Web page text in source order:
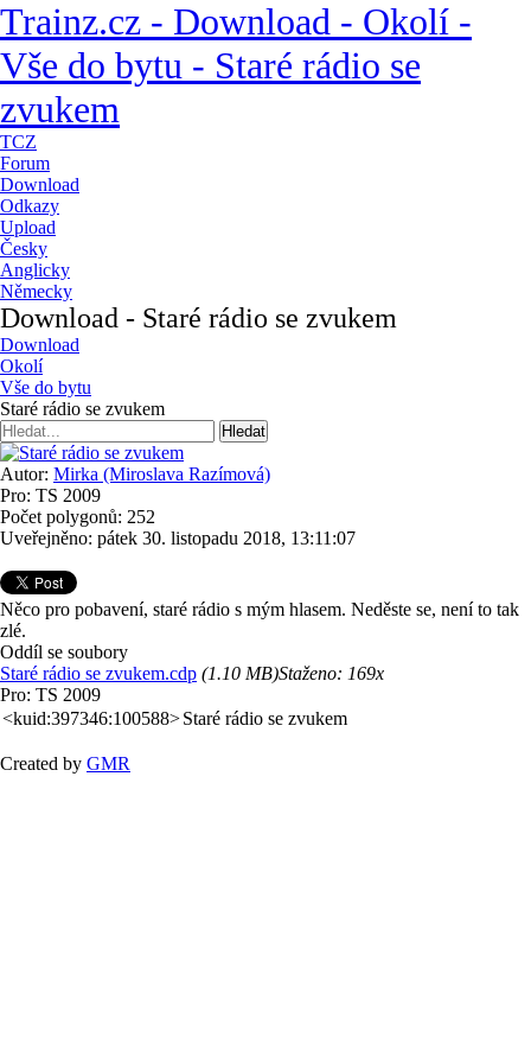
Trainz.cz - Download - Okolí -
Vše do bytu - Staré rádio se
zvukem
TCZ
Forum
Download
Odkazy
Upload
Česky
Anglicky
Německy
Download - Staré rádio se zvukem
Download
Okolí
Vše do bytu
Staré rádio se zvukem
Autor: Mirka (Miroslava Razímová)
Pro: TS 2009
Počet polygonů: 252
Uveřejněno: pátek 30. listopadu 2018, 13:11:07
Něco pro pobavení, staré rádio s mým hlasem. Neděste se, není to tak
zlé.
Oddíl se soubory
Staré rádio se zvukem.cdp (1.10 MB)Staženo: 169x
Pro: TS 2009
<kuid:397346:100588>Staré rádio se zvukem
Created by GMR